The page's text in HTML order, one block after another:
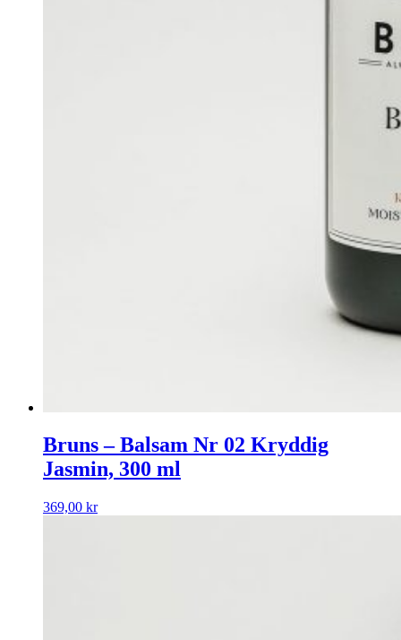
Bruns – Balsam Nr 02 Kryddig
Jasmin, 300 ml
369,00 kr